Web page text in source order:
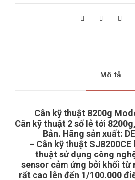
Mô tả
Cân kỹ thuật 8200g
Cân kỹ thuật 2 số lẻ tới
Bản. Hãng sản xuất:
– Cân kỹ thuật SJ8200CE
thuật sử dụng công
sensorcảm ứng bởi khối từ
rất cao lên đến 1/100.000